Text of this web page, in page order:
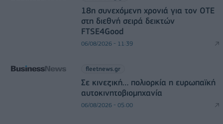
18η συνεχόμενη χρονιά για τον ΟΤΕ
στη διεθνή σειρά δεικτών
FTSE4Good
06/08/2026 - 11:39
fleetnews.gr
Σε κινεζική… πολιορκία η ευρωπαϊκή
αυτοκινητοβιομηχανία
06/08/2026 - 05:00